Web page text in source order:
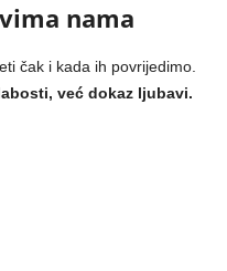
nama
čak i kada ih povrijedimo.
već dokaz ljubavi.